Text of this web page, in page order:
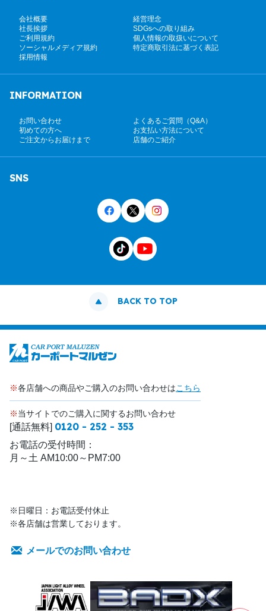
会社概要
経営理念
社長挨拶
SDGsへの取り組み
ご利用規約
個人情報の取扱いについて
ソーシャルメディア規約
特定商取引法に基づく表記
採用情報
INFORMATION
お問い合わせ
よくあるご質問（Q&A）
初めての方へ
お支払い方法について
ご注文からお届けまで
店舗のご紹介
SNS
BACK TO TOP
※各店舗への商品やご購入のお問い合わせはこちら
※当サイトでのご購入に関するお問い合わせ
[通話無料] 0120 - 252 - 353
お電話の受付時間：
月～土 AM10:00～PM7:00
※日曜日：お電話受付休止
※各店舗は営業しております。
メールでのお問い合わせ